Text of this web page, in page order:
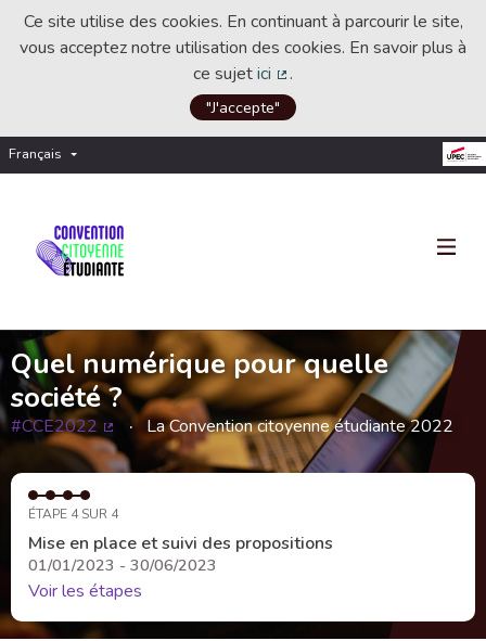
Ce site utilise des cookies. En continuant à parcourir le site,
vous acceptez notre utilisation des cookies. En savoir plus à
ce sujetici
(Lien externe)
.
"J'accepte"
Français Choisir la langue
Quel numérique pour quelle
société ?
#CCE2022
(Lien externe)
La Convention citoyenne étudiante 2022
ÉTAPE 4 SUR 4
Mise en place et suivi des propositions
01/01/2023 - 30/06/2023
Voir les étapes